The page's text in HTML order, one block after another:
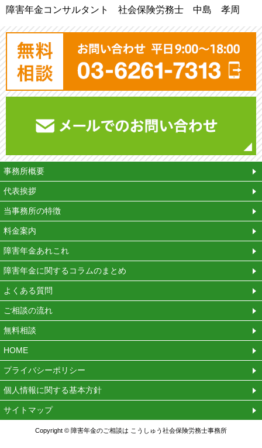
障害年金コンサルタント 社会保険労務士 中島 孝周
事務所概要
代表挨拶
当事務所の特徴
料金案内
障害年金あれこれ
障害年金に関するコラムのまとめ
よくある質問
ご相談の流れ
無料相談
HOME
プライバシーポリシー
個人情報に関する基本方針
サイトマップ
Copyright © 障害年金のご相談は こうしゅう社会保険労務士事務所